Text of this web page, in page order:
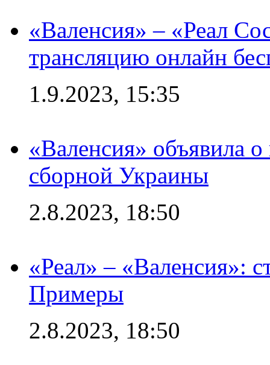
«Валенсия» – «Реал
трансляцию онлайн
1.9.2023, 15:35
«Валенсия» объявила
сборной Украины
2.8.2023, 18:50
«Реал» – «Валенсия»:
Примеры
2.8.2023, 18:50